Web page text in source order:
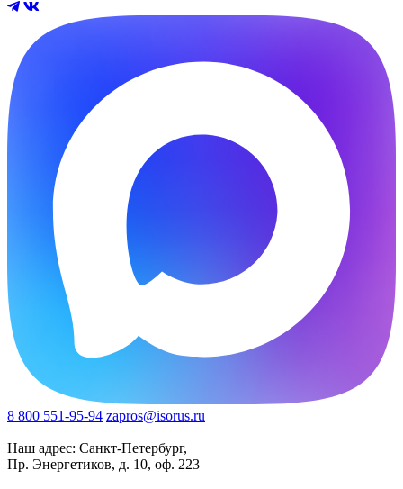
8 800 551-95-94 zapros@isorus.ru
Наш адрес: Санкт-Петербург,
Пр. Энергетиков, д. 10, оф. 223